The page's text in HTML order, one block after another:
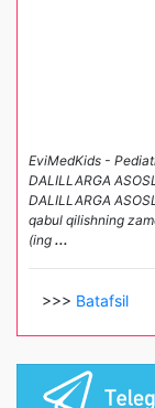
EviMedKids -
DALILLARGA
DALILLARGA
qabul qilishning
(ing ...
>>> Batafsil